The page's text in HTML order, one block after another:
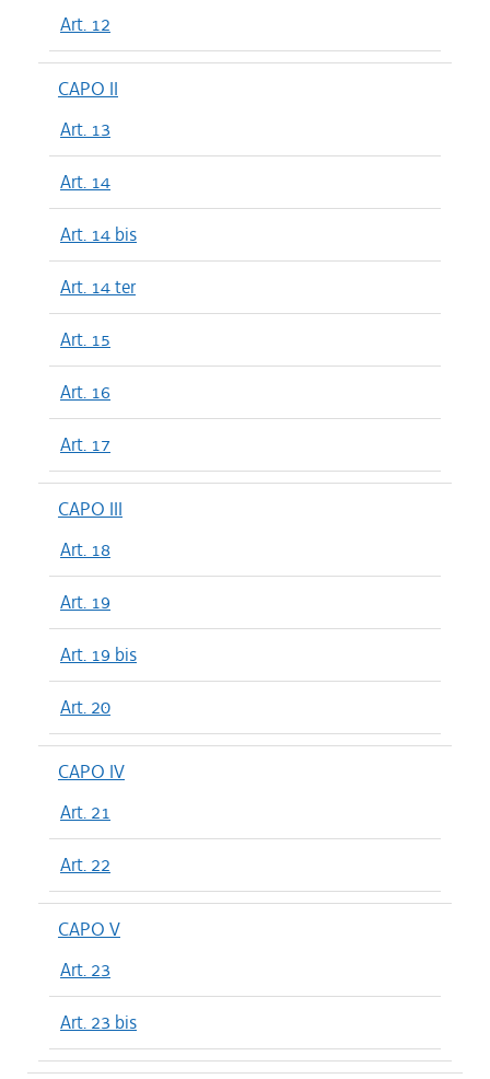
Art. 12
CAPO II
Art. 13
Art. 14
Art. 14 bis
Art. 14 ter
Art. 15
Art. 16
Art. 17
CAPO III
Art. 18
Art. 19
Art. 19 bis
Art. 20
CAPO IV
Art. 21
Art. 22
CAPO V
Art. 23
Art. 23 bis